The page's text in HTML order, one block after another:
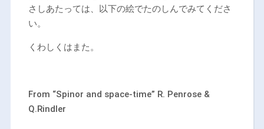
さしあたっては、以下の絵でたのしんでみてくださ
い。
くわしくはまた。
From “Spinor and space-time” R. Penrose &
Q.Rindler